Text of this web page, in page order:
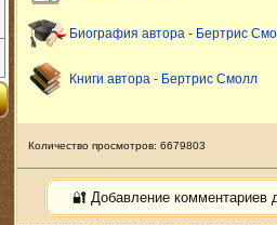
Биография автора - Бертрис
Книги автора - Бертрис Смолл
Количество просмотров: 6679803
🔐 Добавление комментариев